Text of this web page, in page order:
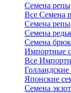
Семена
Все Семена
Семена репы
Семена
Семена
Импортные
Все
Японские
Семена